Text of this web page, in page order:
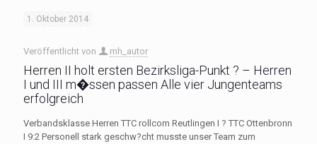
1. Oktober 2014
Veröffentlicht von mh_autor
Herren II holt ersten Bezirksliga-Punkt ? – Herren
I und III m�ssen passen Alle vier Jungenteams
erfolgreich
Verbandsklasse Herren TTC rollcom Reutlingen I ? TTC Ottenbronn
I 9:2 Personell stark geschw?cht musste unser Team zum